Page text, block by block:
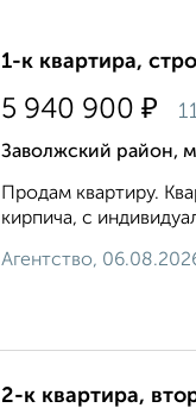
1-к квартира,
5 940 900 ₽
Заволжский район,
Продам квартиру.
кирпича, с
Агентство,
2-к квартира,